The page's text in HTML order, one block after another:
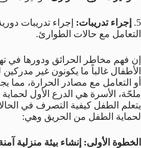
5. إجراء تدريبات: إجراء تدريبات
التعامل مع حالات الطوارئ.
إن فهم مخاطر الحرائق ودورها في
الأطفال غالباً ما يكونون غير مدركين
أو التعامل مع مصادر الحرارة، مما
ملحّة، الأسرة هي الدرع الأول
لحماية الطفل من الحريق وهي:
الخطوة الأولى: إنشاء بيئة منزلية